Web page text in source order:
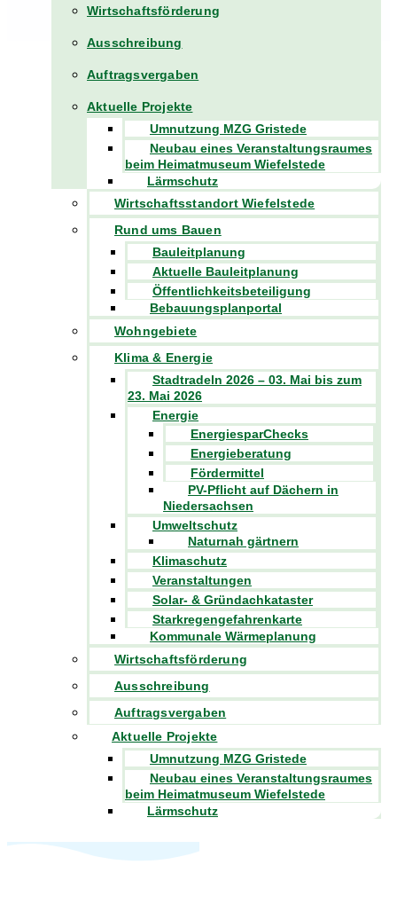
Wirtschaftsförderung
Ausschreibung
Auftragsvergaben
Aktuelle Projekte
Umnutzung MZG Gristede
Neubau eines Veranstaltungsraumes
beim Heimatmuseum Wiefelstede
Lärmschutz
Wirtschaftsstandort Wiefelstede
Rund ums Bauen
Bauleitplanung
Aktuelle Bauleitplanung
Öffentlichkeitsbeteiligung
Bebauungsplanportal
Wohngebiete
Klima & Energie
Stadtradeln 2026 – 03. Mai bis zum
23. Mai 2026
Energie
EnergiesparChecks
Energieberatung
Fördermittel
PV-Pflicht auf Dächern in
Niedersachsen
Umweltschutz
Naturnah gärtnern
Klimaschutz
Veranstaltungen
Solar- & Gründachkataster
Starkregengefahrenkarte
Kommunale Wärmeplanung
Wirtschaftsförderung
Ausschreibung
Auftragsvergaben
Aktuelle Projekte
Umnutzung MZG Gristede
Neubau eines Veranstaltungsraumes
beim Heimatmuseum Wiefelstede
Lärmschutz